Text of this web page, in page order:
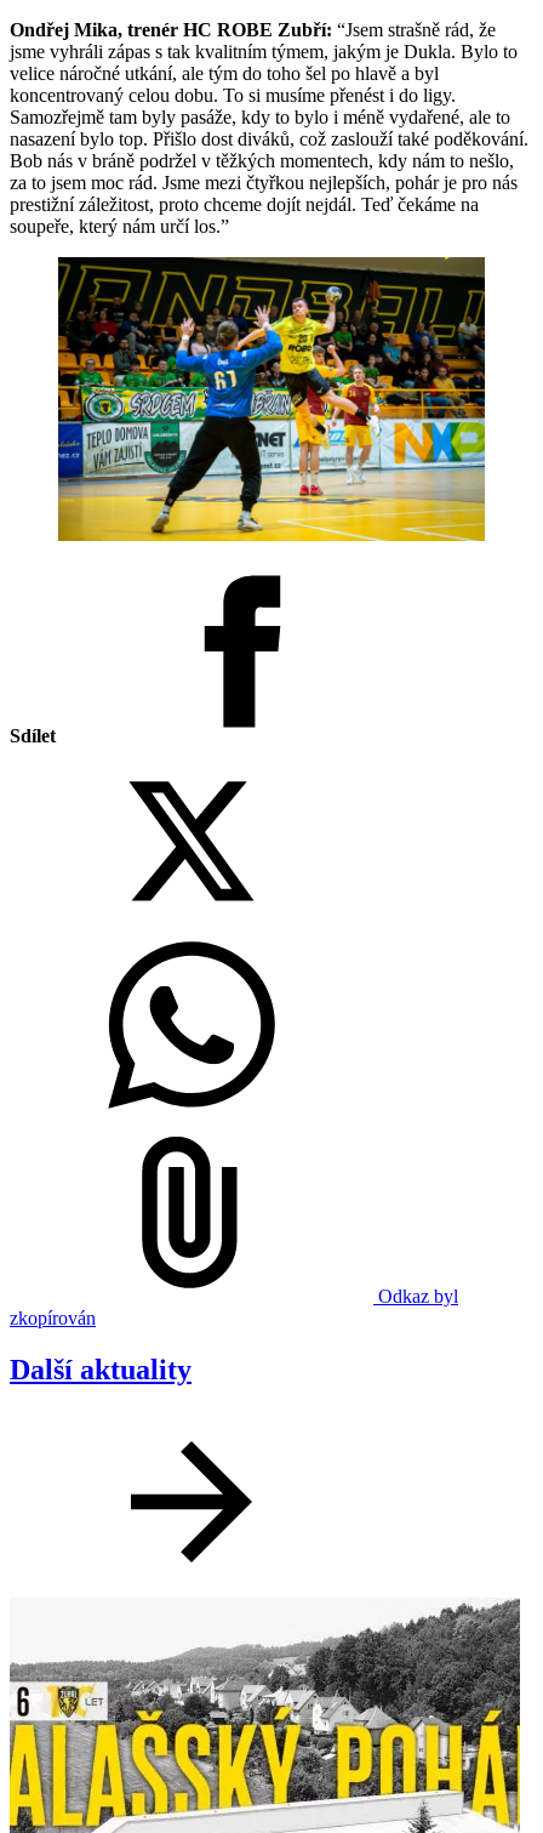
Ondřej Mika, trenér HC ROBE Zubří: “Jsem strašně rád, že
jsme vyhráli zápas s tak kvalitním týmem, jakým je Dukla. Bylo to
velice náročné utkání, ale tým do toho šel po hlavě a byl
koncentrovaný celou dobu. To si musíme přenést i do ligy.
Samozřejmě tam byly pasáže, kdy to bylo i méně vydařené, ale to
nasazení bylo top. Přišlo dost diváků, což zaslouží také poděkování.
Bob nás v bráně podržel v těžkých momentech, kdy nám to nešlo,
za to jsem moc rád. Jsme mezi čtyřkou nejlepších, pohár je pro nás
prestižní záležitost, proto chceme dojít nejdál. Teď čekáme na
soupeře, který nám určí los.”
Sdílet
Odkaz byl
zkopírován
Další aktuality